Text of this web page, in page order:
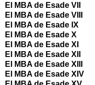
El MBA de Esade VII
El MBA de Esade VIII
El MBA de Esade IX
El MBA de Esade X
El MBA de Esade XI
El MBA de Esade XII
El MBA de Esade XIII
El MBA de Esade XIV